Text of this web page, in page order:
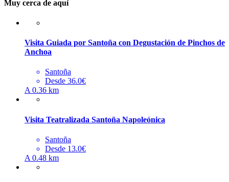
Muy cerca de aquí
Visita Guiada por Santoña con Degustación de Pinchos de
Anchoa
Santoña
Desde 36.0€
A 0.36 km
Visita Teatralizada Santoña Napoleónica
Santoña
Desde 13.0€
A 0.48 km